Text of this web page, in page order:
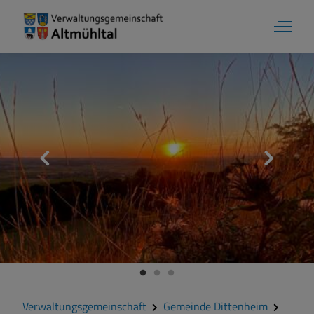
Gemeinde Dittenheim
Grußwort
Kontakt
Zahlen und Daten
Verwaltungsgemeinschaft
Gemeinde Dittenheim